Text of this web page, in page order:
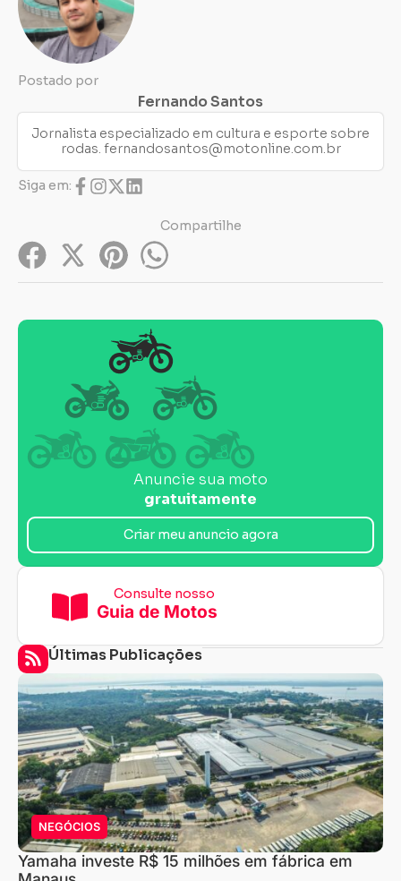
Postado por
Fernando Santos
Jornalista especializado em cultura e esporte sobre
rodas. fernandosantos@motonline.com.br
Siga em:
Compartilhe
Anuncie sua moto
gratuitamente
Criar meu anuncio agora
Consulte nosso
Guia de Motos
Últimas Publicações
NEGÓCIOS
Yamaha investe R$ 15 milhões em fábrica em